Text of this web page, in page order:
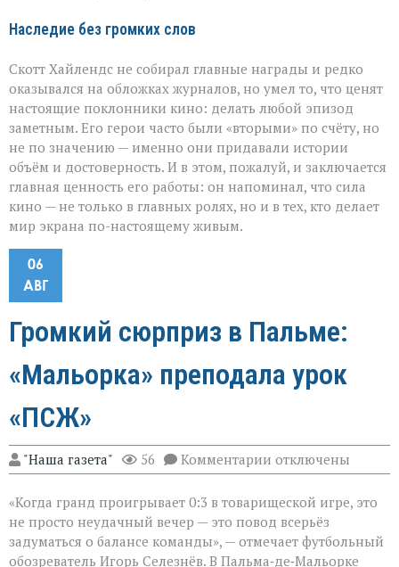
Наследие без громких слов
Скотт Хайлендс не собирал главные награды и редко
оказывался на обложках журналов, но умел то, что ценят
настоящие поклонники кино: делать любой эпизод
заметным. Его герои часто были «вторыми» по счёту, но
не по значению — именно они придавали истории
объём и достоверность. И в этом, пожалуй, и заключается
главная ценность его работы: он напоминал, что сила
кино — не только в главных ролях, но и в тех, кто делает
мир экрана по-настоящему живым.
06
АВГ
Громкий сюрприз в Пальме:
«Мальорка» преподала урок
«ПСЖ»
"Наша газета" 56 Комментарии к
записи
сюрприз
в
Пальме:
«Мальорка»
отключены
«Когда гранд проигрывает 0:3 в товарищеской игре, это
не просто неудачный вечер — это повод всерьёз
задуматься о балансе команды», — отмечает футбольный
обозреватель Игорь Селезнёв. В Пальма‑де‑Мальорке